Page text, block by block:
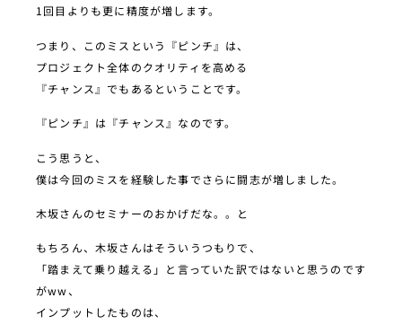
1回目よりも更に精度が増します。
つまり、このミスという『ピンチ』は、
プロジェクト全体のクオリティを高める
『チャンス』でもあるということです。
『ピンチ』は『チャンス』なのです。
こう思うと、
僕は今回のミスを経験した事でさらに闘志が増しました。
木坂さんのセミナーのおかげだな。。と
もちろん、木坂さんはそういうつもりで、
「踏まえて乗り越える」と言っていた訳ではないと思うのです
がww、
インプットしたものは、